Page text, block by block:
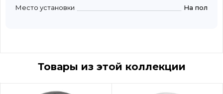
Место установки
На пол
Товары из этой коллекции